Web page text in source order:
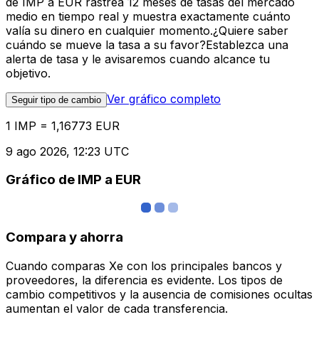
medio en tiempo real y muestra exactamente cuánto
valía su dinero en cualquier momento.¿Quiere saber
cuándo se mueve la tasa a su favor?Establezca una
alerta de tasa y le avisaremos cuando alcance tu
objetivo.
Seguir tipo de cambio Ver gráfico completo
1 IMP = 1,16773 EUR
9 ago 2026, 12:23 UTC
Gráfico de IMP a EUR
Compara y ahorra
Cuando comparas Xe con los principales bancos y
proveedores, la diferencia es evidente. Los tipos de
cambio competitivos y la ausencia de comisiones ocultas
aumentan el valor de cada transferencia.